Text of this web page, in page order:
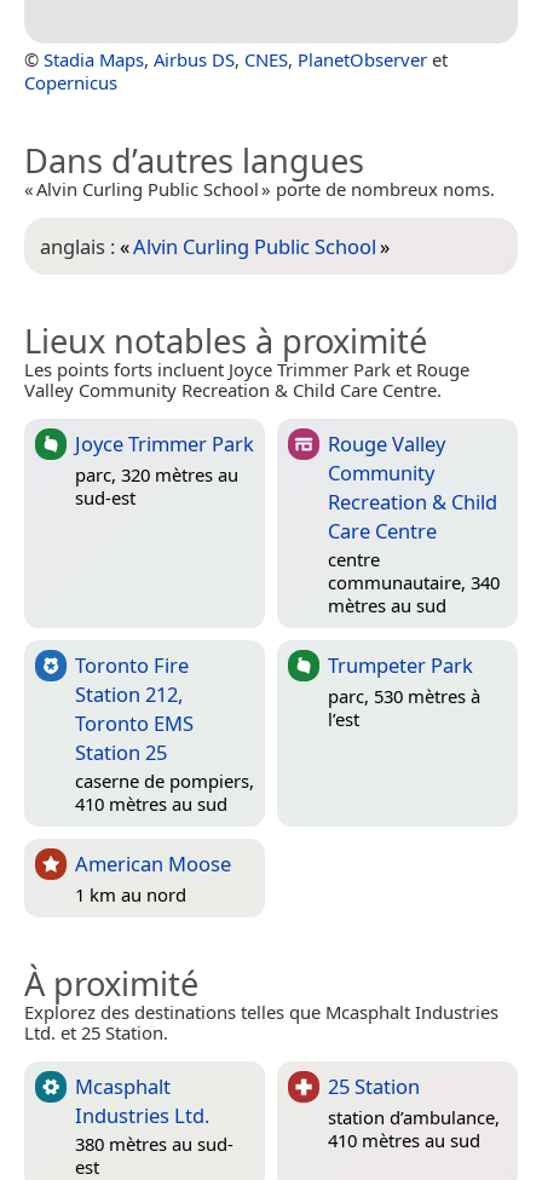
© Stadia Maps, Airbus DS, CNES, PlanetObserver et
Copernicus
Dans d’autres langues
« Alvin Curling Public School » porte de nombreux noms.
anglais :«Alvin Curling Public School»
Lieux notables à proximité
Les points forts incluent Joyce Trimmer Park et Rouge
Valley Community Recreation & Child Care Centre.
Joyce Trimmer Park
parc, 320 mètres au
sud-est
Rouge Valley
Community
Recreation & Child
Care Centre
centre
communautaire, 340
mètres au sud
Toronto Fire
Station 212,
Toronto EMS
Station 25
caserne de pompiers,
410 mètres au sud
Trumpeter Park
parc, 530 mètres à
l’est
American Moose
1 km au nord
À proximité
Explorez des destinations telles que Mcasphalt Industries
Ltd. et 25 Station.
Mcasphalt
Industries Ltd.
380 mètres au sud-
est
25 Station
station d’ambulance,
410 mètres au sud